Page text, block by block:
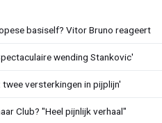
basiself? Vitor Bruno reageert
wending Stankovic'
versterkingen in pijplijn'
Club? "Heel pijnlijk verhaal"